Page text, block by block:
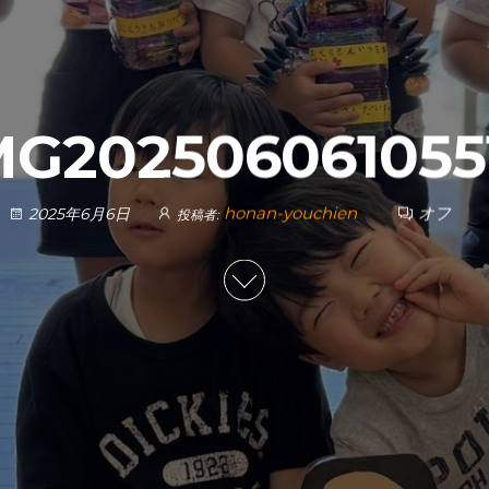
2025年6月6日 投稿者: honan-youchien オフ